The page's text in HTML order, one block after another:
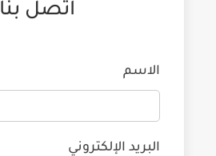
اتصل بنا
الاسم
البريد الإلكتروني